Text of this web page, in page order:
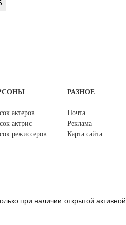
актеров
актрис
режиссеров
РАЗНОЕ
Почта
Реклама
Карта сайта
при наличии открытой активной